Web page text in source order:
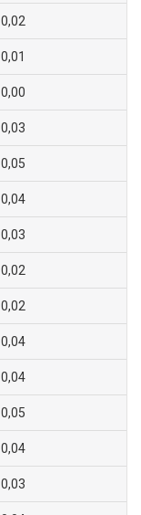
0,02
0,01
0,00
0,03
0,05
0,04
0,03
0,02
0,02
0,04
0,04
0,05
0,04
0,03